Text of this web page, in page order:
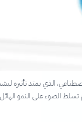
الذي يمتد تأثيره
الضوء على النمو الهائل